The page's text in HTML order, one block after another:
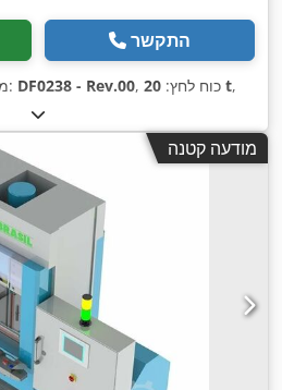
התקשר
, מספר מכונה/רכב: DF0238 - Rev.00 , כוח לחץ: 20 t,
מודעה קטנה